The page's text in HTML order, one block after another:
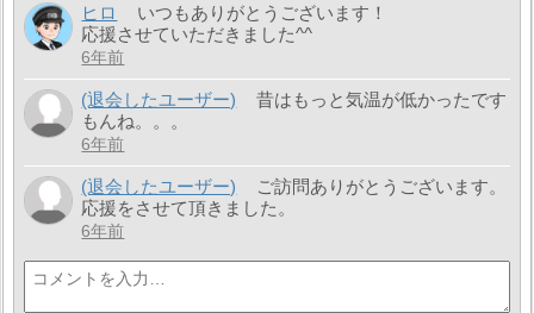
ヒロ
いつもありがとうございます！
応援させていただきました^^
6年前
(退会したユーザー)
昔はもっと気温が低かったです
もんね。。。
6年前
(退会したユーザー)
ご訪問ありがとうございます。
応援をさせて頂きました。
6年前